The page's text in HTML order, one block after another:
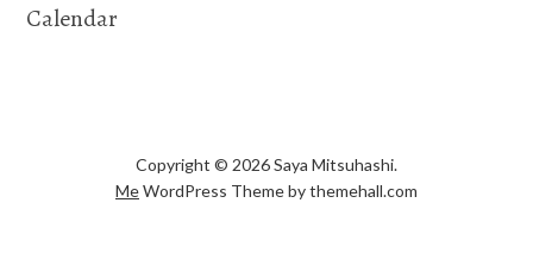
Calendar
Copyright © 2026 Saya Mitsuhashi.
MeWordPress Theme by themehall.com